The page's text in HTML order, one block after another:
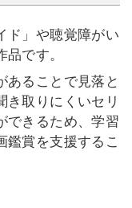
ド」や聴覚障がい
です。
あることで見落と
き取りにくいセリ
できるため、学習
鑑賞を支援するこ